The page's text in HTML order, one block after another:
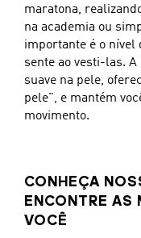
maratona,
na academia ou
importante é o nível
sente ao vesti-las.
suave na pele,
pele", e mantém
movimento.
CONHEÇA
ENCONTRE AS
VOCÊ